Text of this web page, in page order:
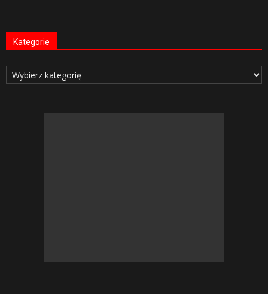
Kategorie
Kategorie